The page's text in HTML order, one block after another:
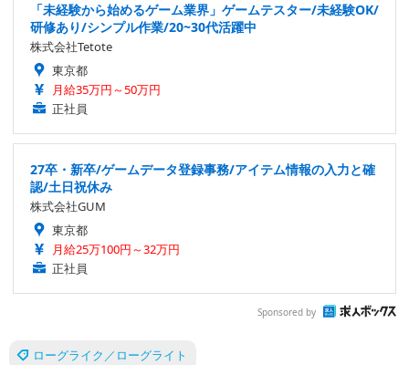
「未経験から始めるゲーム業界」ゲームテスター/未経験OK/
研修あり/シンプル作業/20~30代活躍中
株式会社Tetote
東京都
月給35万円～50万円
正社員
27卒・新卒/ゲームデータ登録事務/アイテム情報の入力と確
認/土日祝休み
株式会社GUM
東京都
月給25万100円～32万円
正社員
Sponsored by
ローグライク／ローグライト